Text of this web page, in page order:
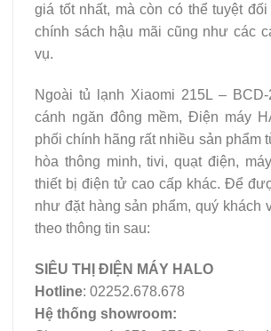
giá tốt nhất, mà còn có thể tuyệt
chính sách hậu mãi cũng như các
vụ.
Ngoài tủ lạnh Xiaomi 215L – BCD-
cánh ngăn đông mềm, Điện máy
phối chính hãng rất nhiều sản phẩm
hòa thông minh, tivi, quạt điện,
thiết bị điện tử cao cấp khác. Để
như đặt hàng sản phẩm, quý khách
theo thông tin sau:
SIÊU THỊ ĐIỆN MÁY HALO
Hotline: 02252.678.678
Hệ thống showroom: